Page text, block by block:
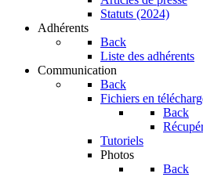
Statuts (2024)
Adhérents
Back
Liste des adhérents
Communication
Back
Fichiers en
Back
Tutoriels
Photos
Back